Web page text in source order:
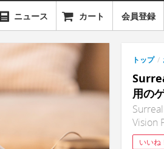
ニュース カート 会員登録
トップ /
用の
Vision
いいね